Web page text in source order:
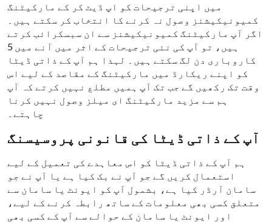
میں اپنی ترجیحات کو اپ ڈیٹ کر کے مارکیٹنگ
کمیونیکیشنز وصول نہ کرنے کا انتخاب کر سکتے ہیں۔
اگر آپ مارکیٹنگ کمیونیکیشنز سے ان سبسکرائب کرتے
ہیں، تو آپ کی نئی ترجیحات کے اثر میں آنے میں 5
کاروباری دن لگ سکتے ہیں۔ لہذا ہم آپ کے ذاتی ڈیٹا
کو اپنے ریکارڈ میں مارکیٹنگ کے مقاصد کے لیے اس
وقت تک رکھیں گے جب تک آپ ہمیں مطلع نہیں کرتے کہ آپ
ہم سے مزید مارکیٹنگ ای میلز وصول نہیں کرنا
چاہتے۔
آپ کے ذاتی ڈیٹا کی قانونی پروسیسنگ
ہم آپ کے ذاتی ڈیٹا کو اس معاہدے کی تعمیل کے لیے
استعمال کریں گے جو آپ نے بک کیا ہے یا آپ نے جو
سامان آرڈر کیا ہے، بشمول آپ کو ایونٹ یا سامان سے
متعلق کسی بھی معلومات کے ساتھ رابطہ کرنے کے لیے،
اور ایونٹ یا سامان کے حوالے سے آپ کے کسی بھی